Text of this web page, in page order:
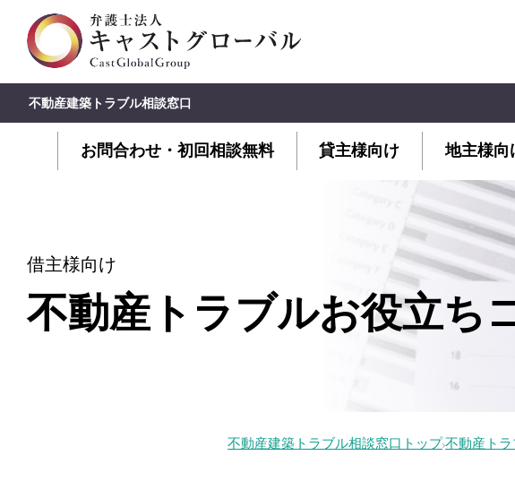
不動産建築トラブル相談窓口
お問合わせ・初回相談無料 貸主様向け 地主様向
借主様向け
不動産トラブルお役立ち
不動産建築トラブル相談窓口トップ不動産ト